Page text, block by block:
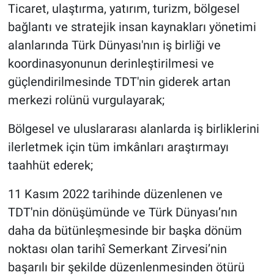
Ticaret, ulaştırma, yatırım, turizm, bölgesel
bağlantı ve stratejik insan kaynakları yönetimi
alanlarında Türk Dünyası'nın iş birliği ve
koordinasyonunun derinleştirilmesi ve
güçlendirilmesinde TDT'nin giderek artan
merkezi rolünü vurgulayarak;
Bölgesel ve uluslararası alanlarda iş birliklerini
ilerletmek için tüm imkânları araştırmayı
taahhüt ederek;
11 Kasım 2022 tarihinde düzenlenen ve
TDT'nin dönüşümünde ve Türk Dünyası’nın
daha da bütünleşmesinde bir başka dönüm
noktası olan tarihî Semerkant Zirvesi’nin
başarılı bir şekilde düzenlenmesinden ötürü